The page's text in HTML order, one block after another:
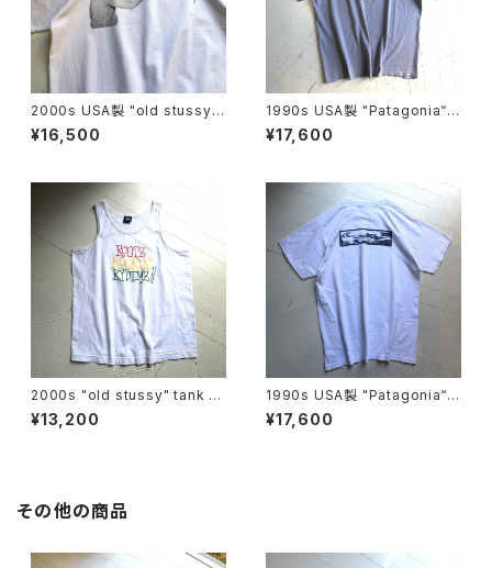
2000s USA製 "old stussy"
S/S T-shirt
¥16,500
1990s USA製 "Patagonia“ b
eneficial S/S T-shirt
¥17,600
2000s "old stussy" tank to
p
¥13,200
1990s USA製 "Patagonia“ b
eneficial S/S T-shirt
¥17,600
その他の商品